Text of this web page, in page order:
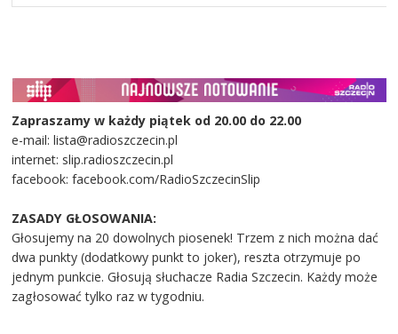
Zapraszamy w każdy piątek od 20.00 do 22.00
e-mail: lista@radioszczecin.pl
internet: slip.radioszczecin.pl
facebook: facebook.com/RadioSzczecinSlip
ZASADY GŁOSOWANIA:
Głosujemy na 20 dowolnych piosenek! Trzem z nich można dać
dwa punkty (dodatkowy punkt to joker), reszta otrzymuje po
jednym punkcie. Głosują słuchacze Radia Szczecin. Każdy może
zagłosować tylko raz w tygodniu.